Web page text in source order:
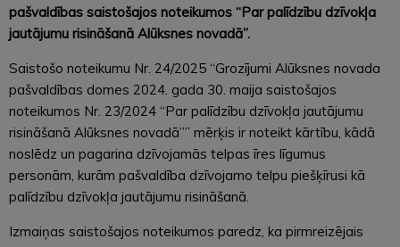
pašvaldības saistošajos noteikumos “Par palīdzību dzīvokļa
jautājumu risināšanā Alūksnes novadā”.
Saistošo noteikumu Nr. 24/2025 “Grozījumi Alūksnes novada
pašvaldības domes 2024. gada 30. maija saistošajos
noteikumos Nr. 23/2024 “Par palīdzību dzīvokļa jautājumu
risināšanā Alūksnes novadā”” mērķis ir noteikt kārtību, kādā
noslēdz un pagarina dzīvojamās telpas īres līgumus
personām, kurām pašvaldība dzīvojamo telpu piešķīrusi kā
palīdzību dzīvokļa jautājumu risināšanā.
Izmaiņas saistošajos noteikumos paredz, ka pirmreizējais